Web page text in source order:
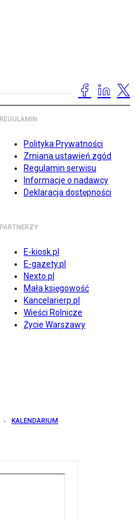
REGULAMIN
Polityka Prywatności
Zmiana ustawień zgód
Regulamin serwisu
Informacje o nadawcy
Deklaracja dostępności
PARTNERZY
E-kiosk.pl
E-gazety.pl
Nexto.pl
Mała księgowość
Kancelarierp.pl
Wieści Rolnicze
Życie Warszawy
KALENDARIUM